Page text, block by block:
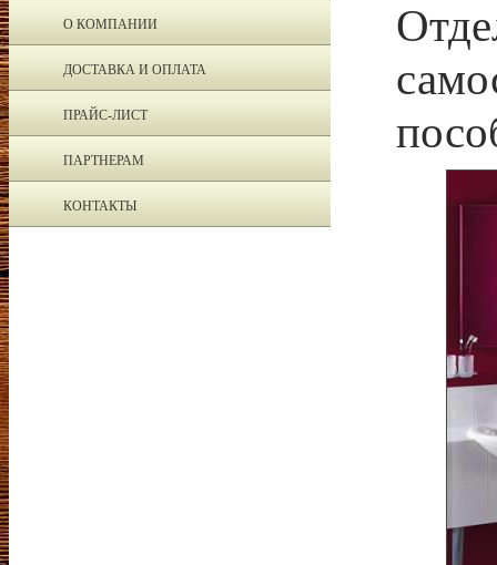
О КОМПАНИИ
ДОСТАВКА И ОПЛАТА
ПРАЙС-ЛИСТ
ПАРТНЕРАМ
КОНТАКТЫ